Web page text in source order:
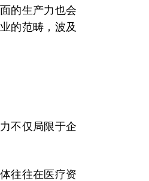
的生产力也会
的范畴，波及
不仅局限于企
往往在医疗资